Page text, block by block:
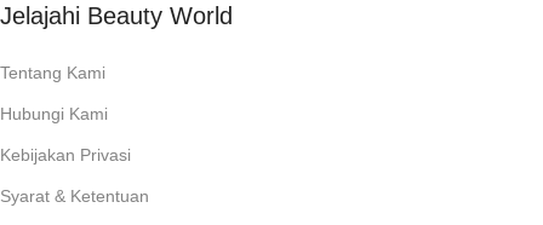
Jelajahi Beauty World
Tentang Kami
Hubungi Kami
Kebijakan Privasi
Syarat & Ketentuan